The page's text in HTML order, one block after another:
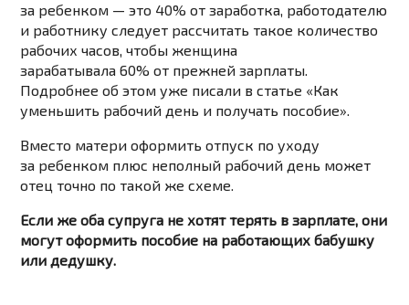
за ребенком — это 40% от заработка, работодателю
и работнику следует рассчитать такое количество
рабочих часов, чтобы женщина
зарабатывала 60% от прежней зарплаты.
Подробнее об этом уже писали в статье «Как
уменьшить рабочий день и получать пособие».
Вместо матери оформить отпуск по уходу
за ребенком плюс неполный рабочий день может
отец точно по такой же схеме.
Если же оба супруга не хотят терять в зарплате, они
могут оформить пособие на работающих бабушку
или дедушку.